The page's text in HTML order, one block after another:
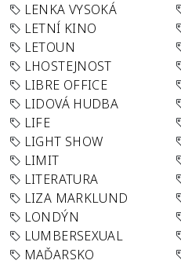
LENKA VYSOKÁ
LETNÍ KINO
LETOUN
LHOSTEJNOST
LIBRE OFFICE
LIDOVÁ HUDBA
LIFE
LIGHT SHOW
LIMIT
LITERATURA
LIZA MARKLUND
LONDÝN
LUMBERSEXUAL
MAĎARSKO